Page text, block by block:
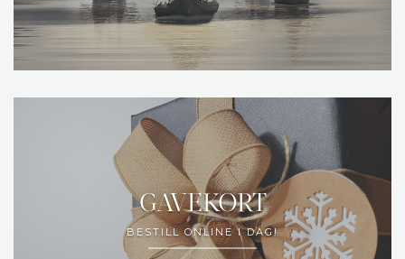
GÅVEKORT
BESTILL ONLINE I DAG!